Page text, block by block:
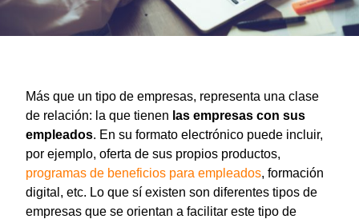
Más que un tipo de empresas, representa una clase
de relación: la que tienen las empresas con sus
empleados. En su formato electrónico puede incluir,
por ejemplo, oferta de sus propios productos,
programas de beneficios para empleados, formación
digital, etc. Lo que sí existen son diferentes tipos de
empresas que se orientan a facilitar este tipo de